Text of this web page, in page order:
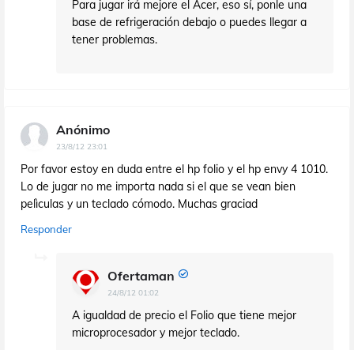
Para jugar irá mejore el Acer, eso sí, ponle una
base de refrigeración debajo o puedes llegar a
tener problemas.
Anónimo
23/8/12 23:01
Por favor estoy en duda entre el hp folio y el hp envy 4 1010.
Lo de jugar no me importa nada si el que se vean bien
pelìculas y un teclado cómodo. Muchas graciad
Responder
Ofertaman
24/8/12 01:02
A igualdad de precio el Folio que tiene mejor
microprocesador y mejor teclado.